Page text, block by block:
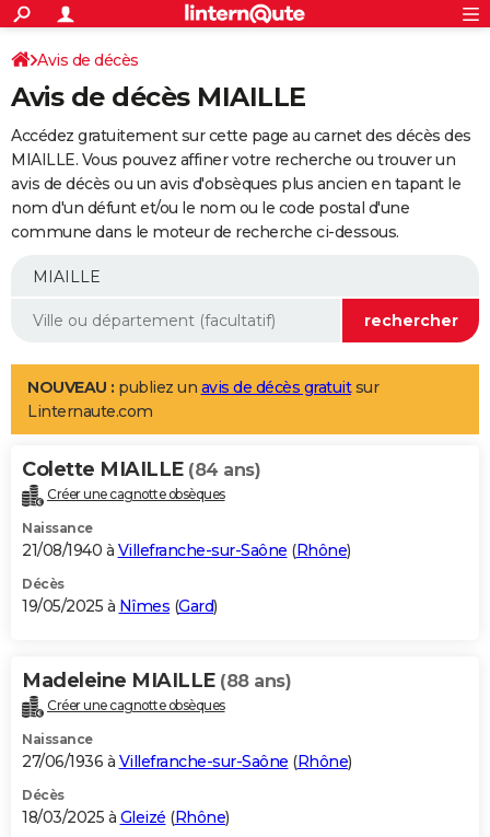
ACTUALITÉS
Politique
Société
Faits Divers
Education
Monde
Villes
+
SPORT
Coupe du monde 2026
Football
Tennis
Cyclisme
Rugby
Forum
Programme TV
TNT
Streaming
Cinéma
Sorties cinéma
Musique
+
FINANCE
Retraite
Epargne
Immobilier
Risques naturels par ville
Banque
Assurance
AUTO
Essais
Réserver un essai
Citadines
Berlines
SUV
Forum auto
+
Mobiles
Meilleur smartphone
Internet
Ordinateurs
Jeux vidéo
Guide high-tech
Aménagement intérieur
LIFESTYLE
Art de vivre
Bien-être
Loisirs
Mode
Modes de vie
Alimentation
Guide de la santé
Maladies
Médicaments
Sommeil
VOYAGE
Destinations
City break
Voyage nature
Voyage de noces
Forum
Climat
+PHOTO
GUIDES D'ACHAT
BONS PLANS
Carte de Noël
Carte Bonne année
Carte Saint-Valentin
Carte Pâques
Carte d'anniversaire
DICTIONNAIRE
Dictionnaire
Biographies
Citations
Expressions
Proverbes
PROGRAMME TV
S'inscrire
Se connecter
Lycées
Collèges
Primaires
Universités
Entreprises
Service militaire
Avis de recherche
AVIS DE DÉCÈS
Avis de décès
Avis de décès MIAILLE
Accédez gratuitement sur cette page au carnet des décès des
MIAILLE. Vous pouvez affiner votre recherche ou trouver un
avis de décès ou un avis d'obsèques plus ancien en tapant le
nom d'un défunt et/ou le nom ou le code postal d'une
commune dans le moteur de recherche ci-dessous.
NOUVEAU : publiez un avis de décès gratuitsur
Linternaute.com
Colette MIAILLE (84 ans)
Créer une cagnotte obsèques
Naissance
21/08/1940 à Villefranche-sur-Saône (Rhône)
Décès
19/05/2025 à Nîmes (Gard)
Madeleine MIAILLE (88 ans)
Créer une cagnotte obsèques
Naissance
27/06/1936 à Villefranche-sur-Saône (Rhône)
Décès
18/03/2025 à Gleizé (Rhône)